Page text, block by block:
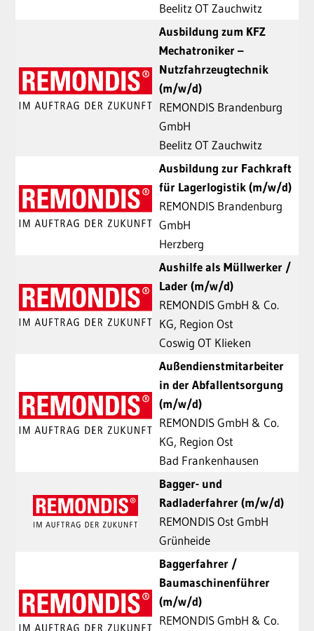
Beelitz OT Zauchwitz
Ausbildung zum KFZ
Mechatroniker –
Nutzfahrzeugtechnik
(m/w/d)
REMONDIS Brandenburg
GmbH
Beelitz OT Zauchwitz
Ausbildung zur Fachkraft
für Lagerlogistik (m/w/d)
REMONDIS Brandenburg
GmbH
Herzberg
Aushilfe als Müllwerker /
Lader (m/w/d)
REMONDIS GmbH & Co.
KG, Region Ost
Coswig OT Klieken
Außendienstmitarbeiter
in der Abfallentsorgung
(m/w/d)
REMONDIS GmbH & Co.
KG, Region Ost
Bad Frankenhausen
Bagger- und
Radladerfahrer (m/w/d)
REMONDIS Ost GmbH
Grünheide
Baggerfahrer /
Baumaschinenführer
(m/w/d)
REMONDIS GmbH & Co.